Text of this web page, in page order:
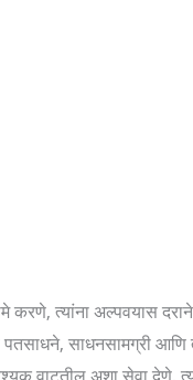
करणे, त्यांना अल्पवयास
साधनसामग्री